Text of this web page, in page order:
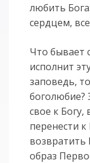
любить
сердцем,
Что бывает
исполнит
заповедь,
боголюбие?
свое к
перенести
возвратить
образ